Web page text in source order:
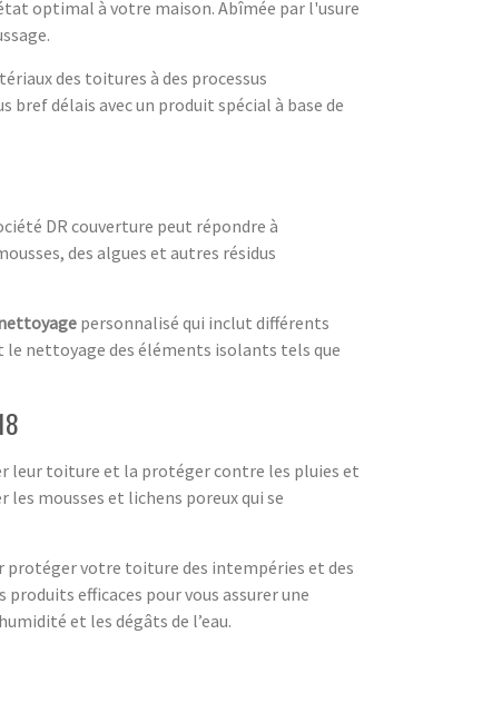
optimal à votre maison. Abîmée par l'usure
des toitures à des processus
délais avec un produit spécial à base de
DR couverture peut répondre à
des algues et autres résidus
personnalisé qui inclut différents
le nettoyage des éléments isolants tels que
leur toiture et la protéger contre les pluies et
mousses et lichens poreux qui se
protéger votre toiture des intempéries et des
efficaces pour vous assurer une
et les dégâts de l’eau.